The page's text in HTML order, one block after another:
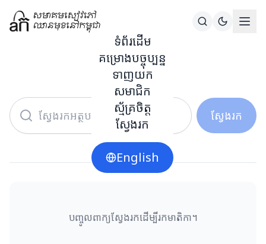
ទំព័រដើម
គម្រោងបច្ចុប្បន្ន
ទាញយក
សមាជិក
ស្ម័គ្រចិត្ត
ស្វែងរក
English
ស្វែងរក
ស្វែងរក
បញ្ចូលពាក្យស្វែងរកដើម្បីរកមាតិកា។